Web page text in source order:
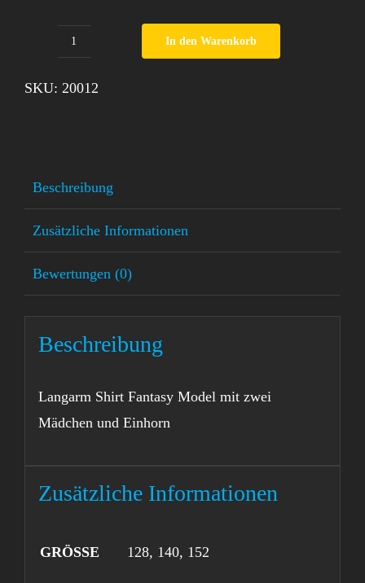
Langarm
Shirt
In den Warenkorb
SKU: 20012
Beschreibung
Zusätzliche Informationen
Bewertungen (0)
Beschreibung
Langarm Shirt Fantasy Model mit zwei
Mädchen und Einhorn
Zusätzliche Informationen
GRÖSSE 128, 140, 152